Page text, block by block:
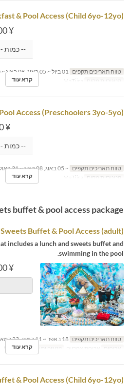
& Pool Access (Child 6yo-12yo)
¥ 2,800
טווח תאריכים תקפים
קטגוריית מקום
קרא עוד
Access (Preschoolers 3yo-5yo)
¥ 500
טווח תאריכים תקפים ~ 05 באוג, 08 באוג ~ 31 באוק
קטגוריית מקום
קרא עוד
buffet & pool access package
Sweets Buffet & Pool Access (adult)
includes a lunch and sweets buffet and
swimming in the pool.
¥ 6,000
טווח תאריכים תקפים
ארוחות ארוחת צהריים קטגוריית מקום MaTiira
קרא עוד
& Pool Access (Child 6yo-12yo)